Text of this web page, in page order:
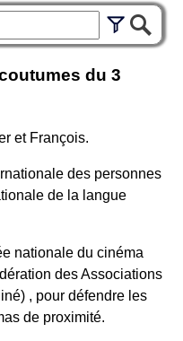
du 3
et François.
des personnes
de la langue
nationale du cinéma
des Associations
, pour défendre les
de proximité.